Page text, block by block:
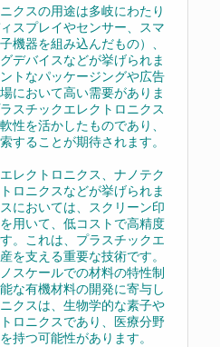
クスの用途は多岐にわたり
スプレイやセンサー、スマ
機器を組み込んだもの）、
デバイスなどが挙げられま
トなパッケージングや広告
において高い需要がありま
スチックエレクトロニクス
性を活かしたものであり、
することが期待されます。
レクトロニクス、ナノテク
ロニクスなどが挙げられま
においては、スクリーン印
用いて、低コストで高精度
。これは、プラスチックエ
を支える重要な技術です。
スケールでの材料の特性制
な有機材料の開発に寄与し
クスは、生物学的な素子や
ロニクスであり、医療分野
持つ可能性があります。